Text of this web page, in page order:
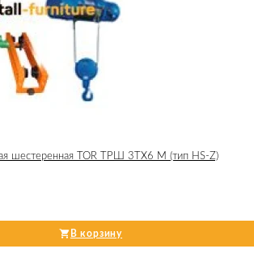
шестеренная TOR ТРШ 3ТХ6 М (тип HS-Z)
В корзину